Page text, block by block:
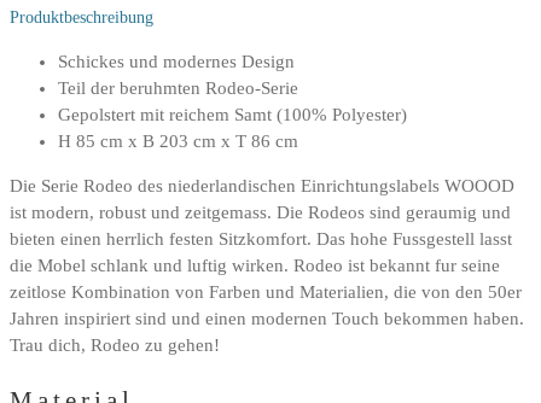
Produktbeschreibung
Schickes und modernes Design
Teil der beruhmten Rodeo-Serie
Gepolstert mit reichem Samt (100% Polyester)
H 85 cm x B 203 cm x T 86 cm
Die Serie Rodeo des niederlandischen Einrichtungslabels WOOOD
ist modern, robust und zeitgemass. Die Rodeos sind geraumig und
bieten einen herrlich festen Sitzkomfort. Das hohe Fussgestell lasst
die Mobel schlank und luftig wirken. Rodeo ist bekannt fur seine
zeitlose Kombination von Farben und Materialien, die von den 50er
Jahren inspiriert sind und einen modernen Touch bekommen haben.
Trau dich, Rodeo zu gehen!